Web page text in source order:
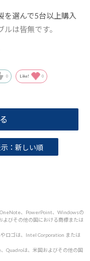
を選んで5台以上購入
は皆無です。
0 Like! 0
：新しい順
、PowerPoint、Windowsの
びその他の国における商標または
ロゴは、Intel Corporation または
Quadroは、米国およびその他の国